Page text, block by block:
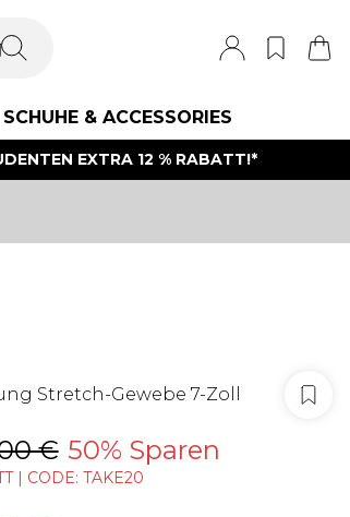
SCHUHE & ACCESSORIES
EXTRA 12 % RABATT!*
Stretch-Gewebe 7-Zoll
€ 50% Sparen
| CODE: TAKE20